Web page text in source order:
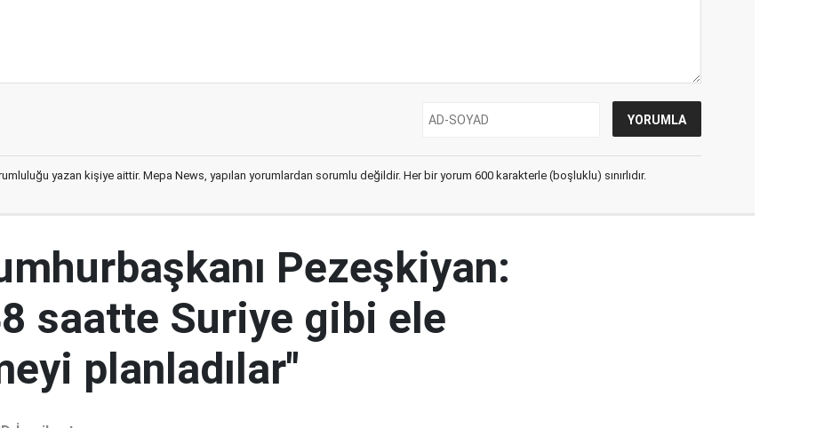
yazan kişiye aittir. Mepa News, yapılan yorumlardan sorumlu değildir. Her bir yorum 600 karakterle (boşluklu) sınırlıdır.
Pezeşkiyan:
saatte Suriye gibi ele
planladılar"